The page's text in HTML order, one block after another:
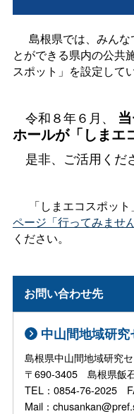
島根県では、みんな
とができる県内の公共
スポット」を設定して
令和８年６月、
ホールが「しまエ
是非、ご活用くだ
「しまエコスポット
ページ「行ってみませ
ください。
お問い合わせ先
中山間地域研
島根県中山間地域研究
〒690-3405 島根県飯
TEL：0854-76-2025
Mail：